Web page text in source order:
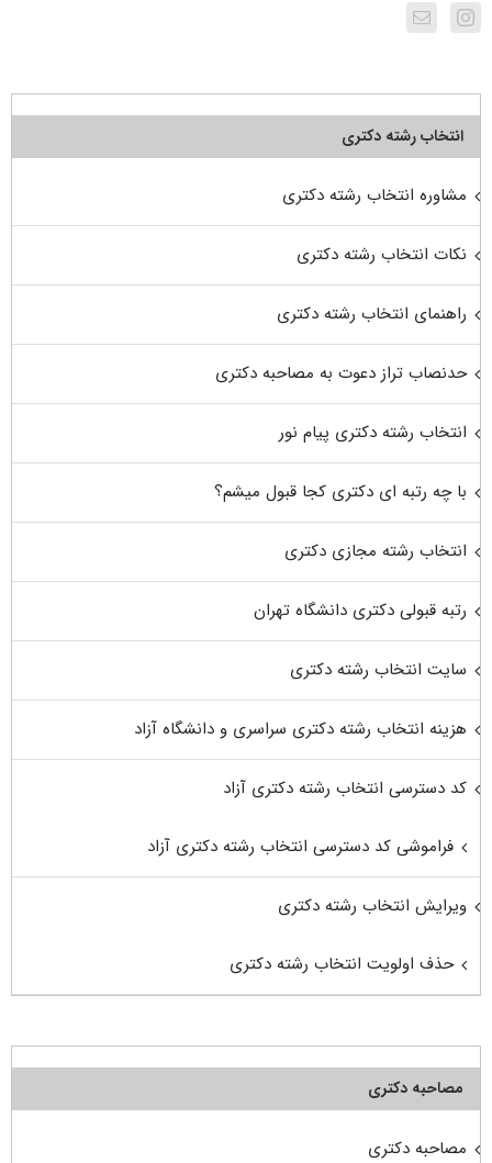
انتخاب رشته دکتری
مشاوره انتخاب رشته دکتری
نکات انتخاب رشته دکتری
راهنمای انتخاب رشته دکتری
حدنصاب تراز دعوت به مصاحبه دکتری
انتخاب رشته دکتری پیام نور
با چه رتبه ای دکتری کجا قبول میشم؟
انتخاب رشته مجازی دکتری
رتبه قبولی دکتری دانشگاه تهران
سایت انتخاب رشته دکتری
هزینه انتخاب رشته دکتری سراسری و دانشگاه آزاد
کد دسترسی انتخاب رشته دکتری آزاد
فراموشی کد دسترسی انتخاب رشته دکتری آزاد
ویرایش انتخاب رشته دکتری
حذف اولویت انتخاب رشته دکتری
مصاحبه دکتری
مصاحبه دکتری